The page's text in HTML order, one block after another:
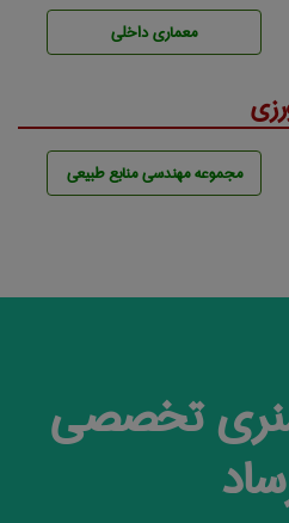
معماری داخلی
مجموعه مهندسی منابع طبيعی
تخصصی